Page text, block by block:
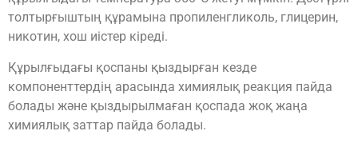
толтырғыштың құрамына пропиленгликоль, глицерин,
никотин, хош иістер кіреді.
Құрылғыдағы қоспаны қыздырған кезде
компоненттердің арасында химиялық реакция пайда
болады және қыздырылмаған қоспада жоқ жаңа
химиялық заттар пайда болады.